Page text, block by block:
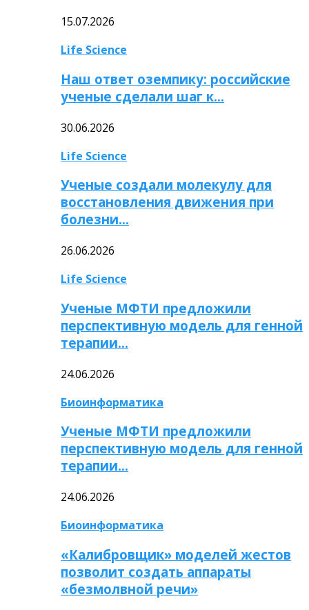
15.07.2026
Life Science
Наш ответ оземпику: российские
ученые сделали шаг к…
30.06.2026
Life Science
Ученые создали молекулу для
восстановления движения при
болезни…
26.06.2026
Life Science
Ученые МФТИ предложили
перспективную модель для генной
терапии…
24.06.2026
Биоинформатика
Ученые МФТИ предложили
перспективную модель для генной
терапии…
24.06.2026
Биоинформатика
«Калибровщик» моделей жестов
позволит создать аппараты
«безмолвной речи»